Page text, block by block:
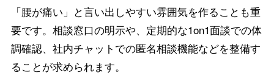
「腰が痛い」と言い出しやすい雰囲気を作ることも重
要です。相談窓口の明示や、定期的な1on1面談での体
調確認、社内チャットでの匿名相談機能などを整備す
ることが求められます。